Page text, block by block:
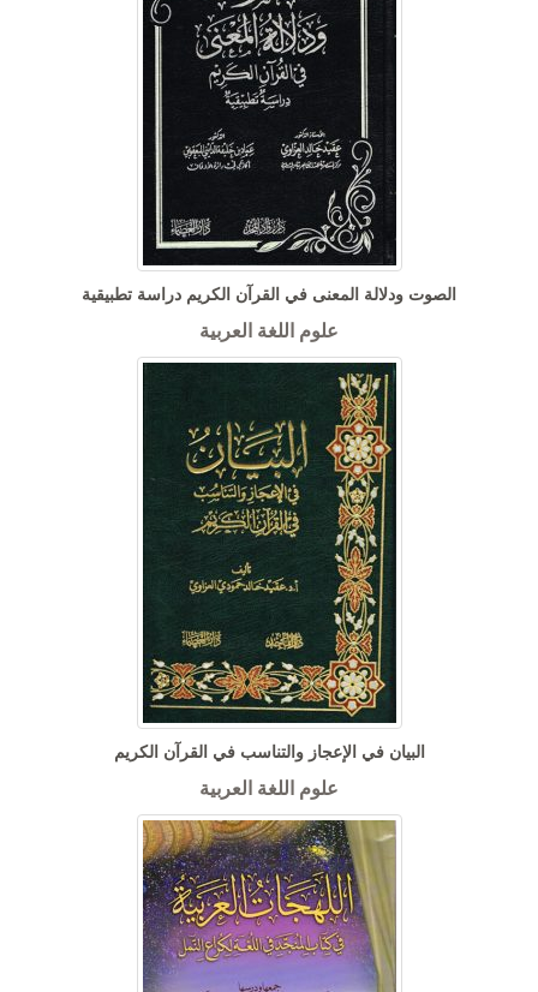
الصوت ودلالة المعنى في القرآن الكريم دراسة تطبيقية
علوم اللغة العربية
البيان في الإعجاز والتناسب في القرآن الكريم
علوم اللغة العربية